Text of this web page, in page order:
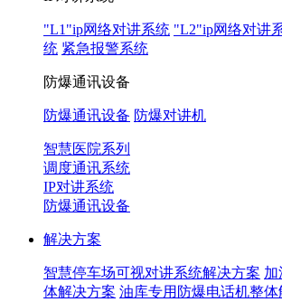
"L1"ip网络对讲系统 "L2"ip网络对讲
统 紧急报警系统
防爆通讯设备
防爆通讯设备 防爆对讲机
智慧医院系列
调度通讯系统
IP对讲系统
防爆通讯设备
解决方案
智慧停车场可视对讲系统解决方案 加
体解决方案 油库专用防爆电话机整体